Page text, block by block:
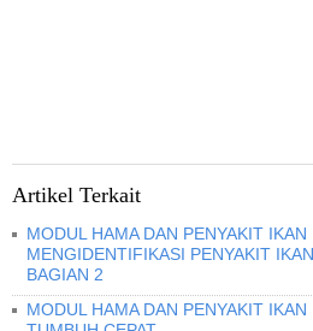
Artikel Terkait
MODUL HAMA DAN PENYAKIT
MENGIDENTIFIKASI PENYAKIT
BAGIAN 2
MODUL HAMA DAN PENYAKIT